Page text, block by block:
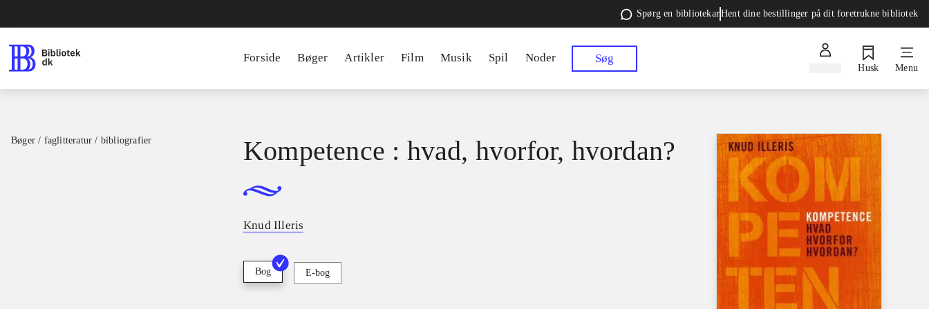
Spørg en bibliotekarHent dine bestillinger på dit foretrukne bibliotek
Forside Bøger Artikler Film Musik Spil Noder Søg
Husk Menu
Bøger / faglitteratur / bibliografier Kompetence : hvad, hvorfor, hvordan?
Knud Illeris
Bog E-bog